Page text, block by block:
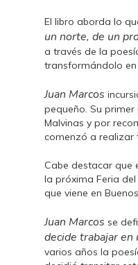
El libro aborda lo
un norte, de un
a través de la
transformándolo
Juan Marcos
pequeño. Su
Malvinas y por
comenzó a realizar
Cabe destacar que
la próxima Feria
que viene en
Juan Marcos se
decide trabajar en
varios años la